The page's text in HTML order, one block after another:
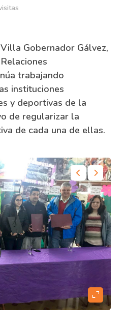
Gobernador Gálvez,
trabajando
instituciones
y deportivas de la
de regularizar la
de cada una de ellas.
expand_content